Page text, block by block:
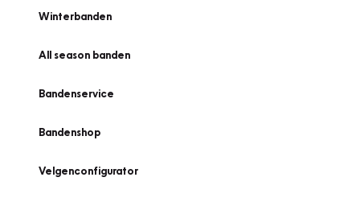
Winterbanden
All season banden
Bandenservice
Bandenshop
Velgenconfigurator